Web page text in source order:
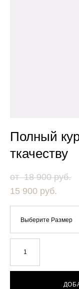
Полный
ткачеству
от 18 900 pуб.
15 900 pуб.
Выберите Размер